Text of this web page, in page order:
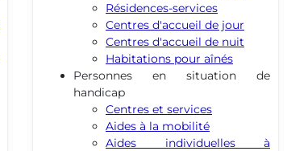
Résidences-services
Centres d'accueil de jour
Centres d'accueil de nuit
Habitations pour aînés
Personnes en situation de
handicap
Centres et services
Aides à la mobilité
Aides individuelles à